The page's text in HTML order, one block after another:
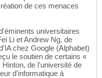
de ces menaces
universitaires
Li et Andrew Ng, de
chez Google (Alphabet)
le soutien de certains «
de l'université de
d'informatique à